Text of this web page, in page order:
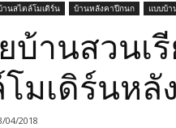
านสไตล์โมเดิร์น บ้านหลังคาปีกนก แบบบ้า
บ้านสวนเ
มเดิร์นหลั
04/2018